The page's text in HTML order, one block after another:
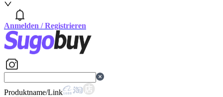
Anmelden /Registrieren
Produktname/Link